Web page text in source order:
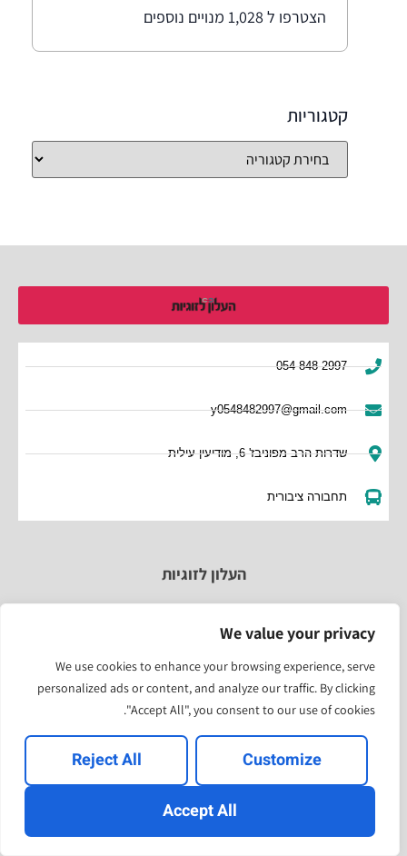
We value your privacy
We use cookies to enhance your browsing experience, serve
personalized ads or content, and analyze our traffic. By clicking
"Accept All", you consent to our use of cookies.
Customize
Reject All
Accept All
הצטרפו ל 1,028 מנויים נוספים
קטגוריות
054-848-2997
y0548482997@gmail.com
שדרות הרב מפוניבז' 6, מודיעין עילית
תחבורה ציבורית
העלון לזוגיות
מענה לשאלות פרטיות בתשלום
מאמרים
בלוג
המיוחדים
הרב ד"ר שלום סרברניק